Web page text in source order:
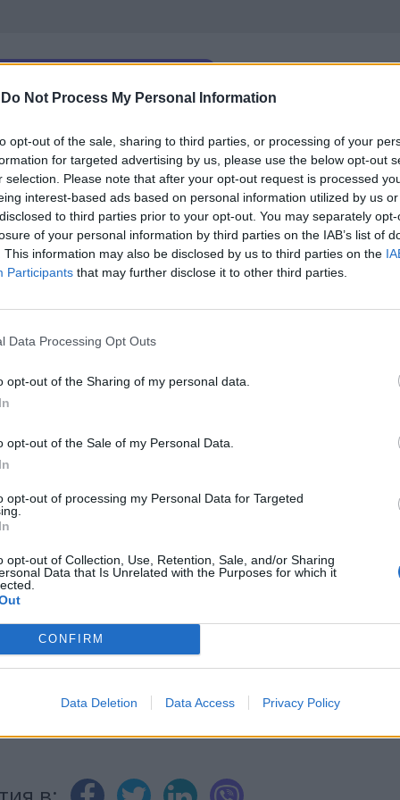
Do Not Process My Personal Information
opt-out of the sale, sharing to third parties, or processing of your
for targeted advertising by us, please use the below opt-out
selection. Please note that after your opt-out request is processed
interest-based ads based on personal information utilized by us
to third parties prior to your opt-out. You may separately
of your personal information by third parties on the IAB’s list of
This information may also be disclosed by us to third parties on the
Participants that may further disclose it to other third parties.
Data Processing Opt Outs
opt-out of the Sharing of my personal data.
opt-out of the Sale of my Personal Data.
opt-out of processing my Personal Data for Targeted
opt-out of Collection, Use, Retention, Sale, and/or Sharing
Data that Is Unrelated with the Purposes for which it
CONFIRM
Data Deletion Data Access Privacy Policy
Честърфийлд, графство Дарбишър, а едно
затворено до освобождаването на моста от
камион. Явно, екипът на Том Круз не
недостиг на шофьори за тежкотоварни
блясък в очите, Том Круз изглежда уверен,
че снимките на седмата част на хитовата
му липсва оптимизъм, че ще се справи в срок,
„все още не е извън релси”
и заедно с
2022 г.
НОВИНИ »
facebook